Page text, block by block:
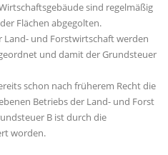
sind regelmäßig
Flächen abgegolten.
Land- und Forstwirtschaft werden
und damit der Grundsteuer
schon nach früherem Recht die
Betriebs der Land- und Forst
B ist durch die
worden.